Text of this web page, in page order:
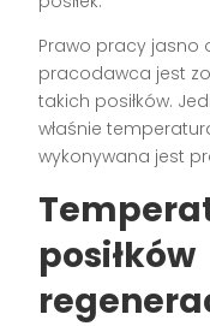
Prawo pracy jasno
pracodawca jest
takich posiłków.
właśnie
wykonywana jest
posiłków